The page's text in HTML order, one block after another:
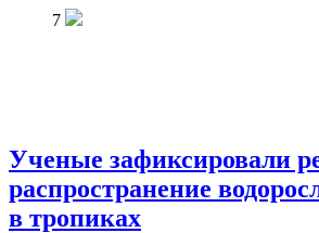
7
Ученые зафиксировали
распространение
в тропиках